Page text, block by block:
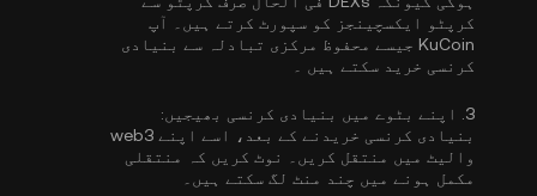
کرپٹو ایکسچینجز کو سپورٹ کرتے ہیں۔ آپ
KuCoin جیسے محفوظ مرکزی تبادلہ سے
بنیادی
کرنسی خرید سکتے ہیں
3.
اپنے بٹوے میں بنیادی کرنسی بھیجیں:
بنیادی کرنسی خریدنے کے بعد، اسے اپنے web3
والیٹ میں منتقل کریں۔ نوٹ کریں کہ منتقلی
مکمل ہونے میں چند منٹ لگ سکتے ہیں۔